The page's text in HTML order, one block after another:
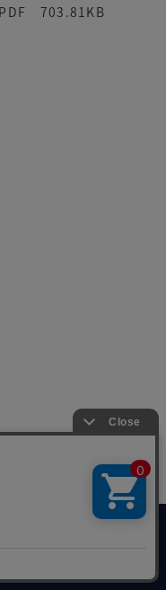
PDF 703.81KB
ョップ